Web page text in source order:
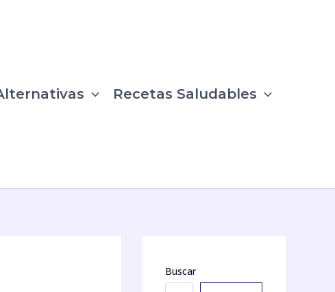
Recetas Saludables
Buscar